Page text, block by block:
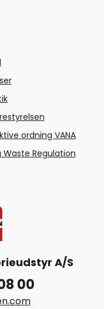
ordning VANA
Waste Regulation
A/S
00